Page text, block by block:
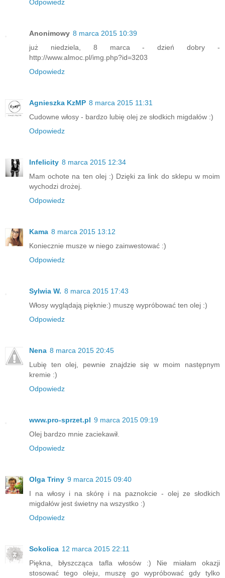
Odpowiedz
Anonimowy 8 marca 2015 10:39
już niedziela, 8 marca - dzień dobry -
http://www.almoc.pl/img.php?id=3203
Odpowiedz
Agnieszka KzMP 8 marca 2015 11:31
Cudowne włosy - bardzo lubię olej ze słodkich migdałów :)
Odpowiedz
Infelicity 8 marca 2015 12:34
Mam ochote na ten olej :) Dzięki za link do sklepu w moim
wychodzi drożej.
Odpowiedz
Kama 8 marca 2015 13:12
Koniecznie musze w niego zainwestować :)
Odpowiedz
Sylwia W. 8 marca 2015 17:43
Włosy wyglądają pięknie:) muszę wypróbować ten olej :)
Odpowiedz
Nena 8 marca 2015 20:45
Lubię ten olej, pewnie znajdzie się w moim następnym
kremie :)
Odpowiedz
www.pro-sprzet.pl 9 marca 2015 09:19
Olej bardzo mnie zaciekawił.
Odpowiedz
Olga Triny 9 marca 2015 09:40
I na włosy i na skórę i na paznokcie - olej ze słodkich
migdałów jest świetny na wszystko :)
Odpowiedz
Sokolica 12 marca 2015 22:11
Piękna, błyszcząca tafla włosów :) Nie miałam okazji
stosować tego oleju, muszę go wypróbować gdy tylko